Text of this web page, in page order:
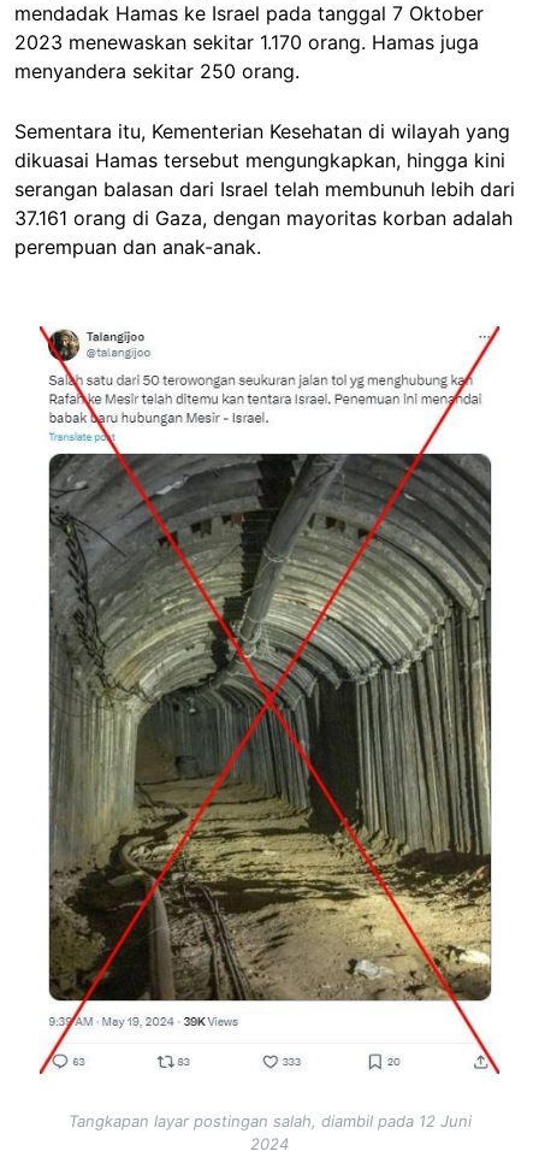
mendadak Hamas ke Israel pada tanggal 7 Oktober
2023 menewaskan sekitar 1.170 orang. Hamas juga
menyandera sekitar 250 orang.
Sementara itu, Kementerian Kesehatan di wilayah yang
dikuasai Hamas tersebut mengungkapkan, hingga kini
serangan balasan dari Israel telah membunuh lebih dari
37.161 orang di Gaza, dengan mayoritas korban adalah
perempuan dan anak-anak.
Image
Tangkapan layar postingan salah, diambil pada 12 Juni
2024